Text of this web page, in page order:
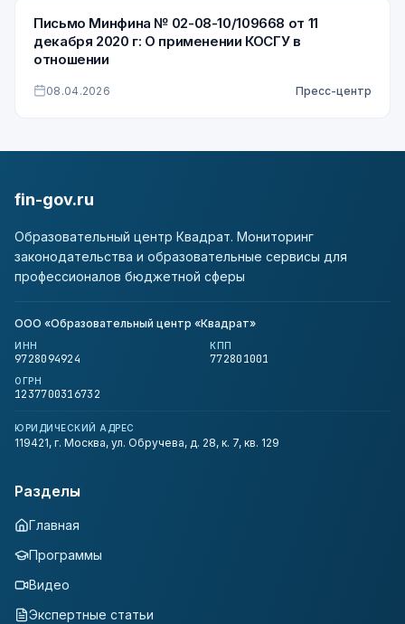
Письмо Минфина № 02-08-10/109668 от 11
декабря 2020 г: О применении КОСГУ в
отношении
08.04.2026 Пресс-центр
fin-gov.ru
Образовательный центр Квадрат. Мониторинг
законодательства и образовательные сервисы для
профессионалов бюджетной сферы
ООО «Образовательный центр «Квадрат»
ИНН
9728094924
КПП
772801001
ОГРН
1237700316732
ЮРИДИЧЕСКИЙ АДРЕС
119421, г. Москва, ул. Обручева, д. 28, к. 7, кв. 129
Разделы
Главная
Программы
Видео
Экспертные статьи